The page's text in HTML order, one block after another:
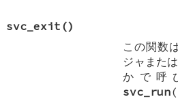
svc_exit ()
この関数
ジャまた
かで呼
svc_run